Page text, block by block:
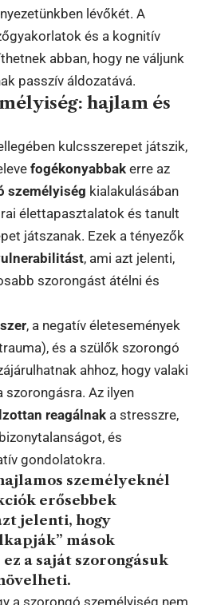
lévőkét. A
és a kognitív
abban, hogy ne váljunk
passzív áldozatává.
hajlam és
kulcsszerepet játszik,
fogékonyabbak erre az
személyiség kialakulásában
élettapasztalatok és tanult
játszanak. Ezek a tényezők
, ami azt jelenti,
szorongást átélni és
, a negatív életesemények
és a szülők szorongó
ahhoz, hogy valaki
szorongásra. Az ilyen
reagálnak a stresszre,
és
gondolatokra.
személyeknél
erősebbek
jelenti, hogy
mások
ez a saját szorongásuk
a szorongó személyiség nem